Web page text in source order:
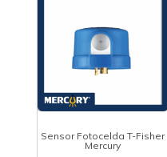
Sensor Fotocelda T-Fisher
Mercury